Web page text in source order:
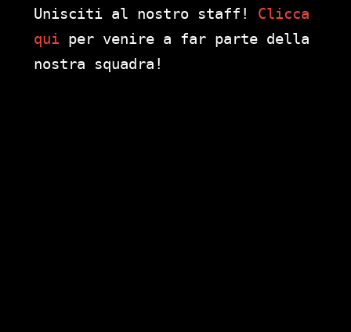
Unisciti al nostro staff! Clicca
qui per venire a far parte della
nostra squadra!